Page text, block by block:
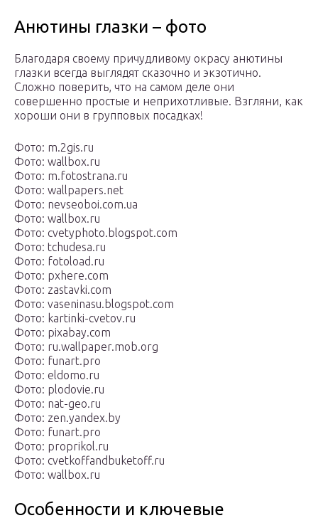
Анютины глазки – фото
Благодаря своему причудливому окрасу анютины
глазки всегда выглядят сказочно и экзотично.
Сложно поверить, что на самом деле они
совершенно простые и неприхотливые. Взгляни, как
хороши они в групповых посадках!
Фото: m.2gis.ru
Фото: wallbox.ru
Фото: m.fotostrana.ru
Фото: wallpapers.net
Фото: nevseoboi.com.ua
Фото: wallbox.ru
Фото: cvetyphoto.blogspot.com
Фото: tchudesa.ru
Фото: fotoload.ru
Фото: pxhere.com
Фото: zastavki.com
Фото: vaseninasu.blogspot.com
Фото: kartinki-cvetov.ru
Фото: pixabay.com
Фото: ru.wallpaper.mob.org
Фото: funart.pro
Фото: eldomo.ru
Фото: plodovie.ru
Фото: nat-geo.ru
Фото: zen.yandex.by
Фото: funart.pro
Фото: proprikol.ru
Фото: cvetkoffandbuketoff.ru
Фото: wallbox.ru
Особенности и ключевые